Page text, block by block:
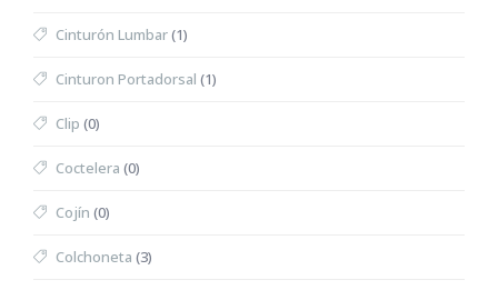
Cinturón Lumbar(1)
Cinturon Portadorsal (1)
Clip (0)
Coctelera (0)
Cojín (0)
Colchoneta (3)